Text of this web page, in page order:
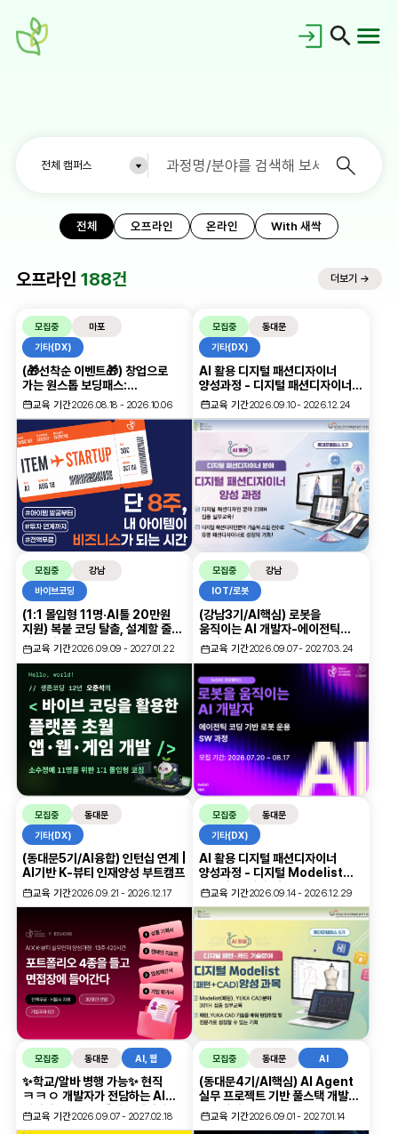
새싹동문회
FAQ
수강후기
대관신청
새싹이란?
교육로드맵
오시는길
대시보드
학습관리
온라인 학습내역
오프라인 학습내역
활동관리
관심과정
후기
1:1문의
학습질문
전체 오프라인 온라인 With 새싹
오프라인 188건 더보기 →
모집중
마포
기타(DX)
(🎁선착순 이벤트🎁) 창업으로
가는 원스톱 보딩패스:
청년취업사관학교 AI 창업가 양성
과정
교육 기간2026.08.18 - 2026.10.06
모집중
동대문
기타(DX)
AI 활용 디지털 패션디자이너
양성과정 - 디지털 패션디자이너
양성과목(디자인)
교육 기간2026.09.10 - 2026.12.24
모집중
강남
바이브코딩
(1:1 몰입형 11명·AI툴 20만원
지원) 복붙 코딩 탈출, 설계할 줄
아는 개발자
교육 기간2026.09.09 - 2027.01.22
모집중
강남
IOT/로봇
(강남3기/AI핵심) 로봇을
움직이는 AI 개발자-에이전틱
코딩 기반 로봇 운용 SW 과정
교육 기간2026.09.07 - 2027.03.24
모집중
동대문
기타(DX)
(동대문5기/AI융합) 인턴십 연계 |
AI기반 K-뷰티 인재양성 부트캠프
교육 기간2026.09.21 - 2026.12.17
모집중
동대문
기타(DX)
AI 활용 디지털 패션디자이너
양성과정 - 디지털 Modelist
양성과목(패턴·캐드)
교육 기간2026.09.14 - 2026.12.29
모집중 동대문 AI, 웹
✨학교/알바 병행 가능✨ 현직
ㅋㅋㅇ 개발자가 전담하는 AI
네이티브 Java 백엔드 개발자
양성 과정
교육 기간2026.09.07 - 2027.02.18
모집중 동대문 AI
(동대문4기/AI핵심) AI Agent
실무 프로젝트 기반 풀스택 개발자
양성과정
교육 기간2026.09.01 - 2027.01.14